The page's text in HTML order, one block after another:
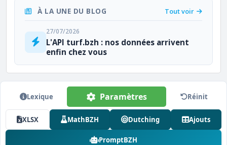
À LA UNE DU BLOG Tout voir
27/07/2026
L'API turf.bzh : nos données arrivent
enfin chez vous
Lexique Paramètres Réinit
XLSX MathBZH Dutching Ajouts
PromptBZH